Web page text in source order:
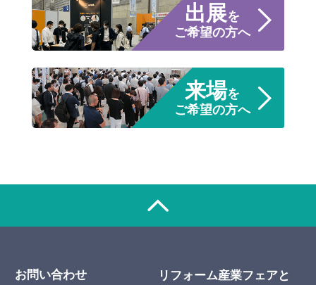
出展を
ご希望の方へ
来場を
ご希望の方へ
お問い合わせ
リフォーム産業フェアと